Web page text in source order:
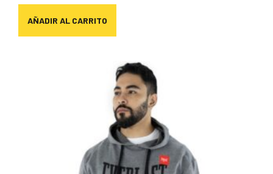
AÑADIR AL CARRITO